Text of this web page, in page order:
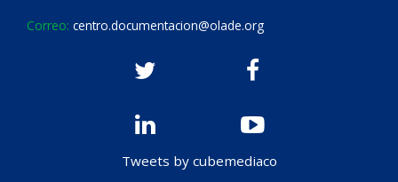
Correo: centro.documentacion@olade.org
Tweets by cubemediaco